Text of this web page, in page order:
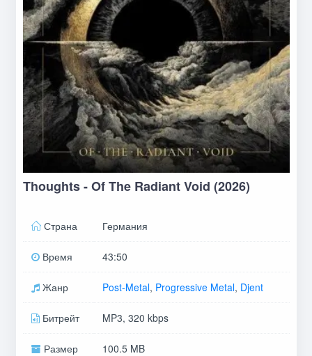
Thoughts - Of The Radiant Void (2026)
Страна Германия
Время 43:50
Жанр Post-Metal, Progressive Metal, Djent
Битрейт MP3, 320 kbps
Размер 100.5 MB